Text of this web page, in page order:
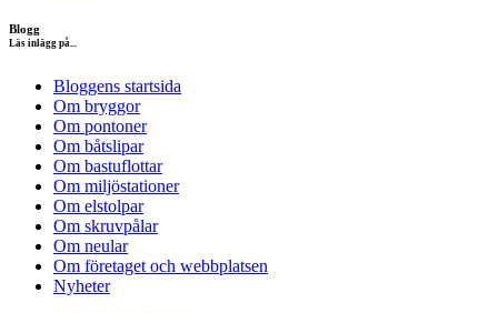
Blogg
Läs inlägg på...
Bloggens startsida
Om bryggor
Om pontoner
Om båtslipar
Om bastuflottar
Om miljöstationer
Om elstolpar
Om skruvpålar
Om neular
Om företaget och webbplatsen
Nyheter